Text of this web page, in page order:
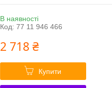
В наявності
Код: 77 11 946 466
2 718 ₴
Купити